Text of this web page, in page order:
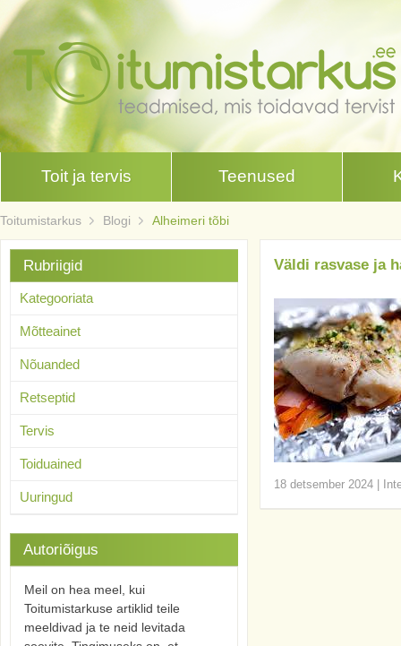
Toit ja tervis Teenused
Toitumistarkus Blogi Alheimeri tõbi
Väldi rasvase ja
18 detsember 2024
Rubriigid
Kategooriata
Mõtteainet
Nõuanded
Retseptid
Tervis
Toiduained
Uuringud
Autoriõigus
Meil on hea meel, kui
Toitumistarkuse artiklid teile
meeldivad ja te neid levitada